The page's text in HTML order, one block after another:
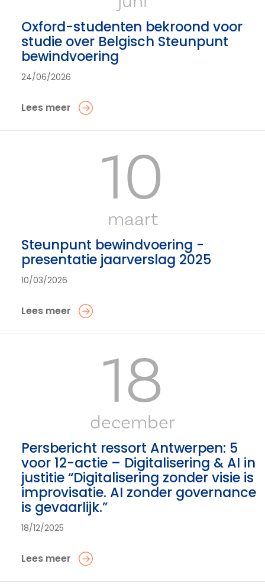
Oxford-studenten bekroond voor
studie over Belgisch Steunpunt
bewindvoering
24/06/2026
Lees meer
10
maart
Steunpunt bewindvoering -
presentatie jaarverslag 2025
10/03/2026
Lees meer
18
december
Persbericht ressort Antwerpen: 5
voor 12-actie – Digitalisering & AI in
justitie “Digitalisering zonder visie is
improvisatie. AI zonder governance
is gevaarlijk.”
18/12/2025
Lees meer